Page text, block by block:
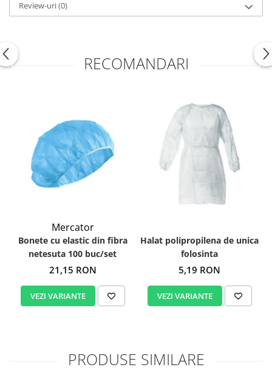
Review-uri(0)
RECOMANDARI
Mercator
Bonete cu elastic din fibra
netesuta 100 buc/set
21,15 RON
VEZI VARIANTE
Halat polipropilena de unica
folosinta
5,19 RON
VEZI VARIANTE
PRODUSE SIMILARE